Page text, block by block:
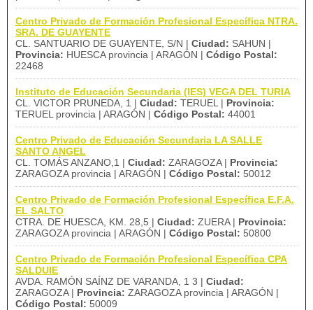
Centro Privado de Formación Profesional Específica NTRA.
SRA. DE GUAYENTE
CL. SANTUARIO DE GUAYENTE, S/N | Ciudad: SAHUN |
Provincia: HUESCA provincia | ARAGÓN | Código Postal:
22468
Instituto de Educación Secundaria (IES) VEGA DEL TURIA
CL. VICTOR PRUNEDA, 1 | Ciudad: TERUEL | Provincia:
TERUEL provincia | ARAGÓN | Código Postal: 44001
Centro Privado de Educación Secundaria LA SALLE
SANTO ANGEL
CL. TOMÁS ANZANO,1 | Ciudad: ZARAGOZA | Provincia:
ZARAGOZA provincia | ARAGÓN | Código Postal: 50012
Centro Privado de Formación Profesional Específica E.F.A.
EL SALTO
CTRA. DE HUESCA, KM. 28,5 | Ciudad: ZUERA | Provincia:
ZARAGOZA provincia | ARAGÓN | Código Postal: 50800
Centro Privado de Formación Profesional Específica CPA
SALDUIE
AVDA. RAMÓN SAÍNZ DE VARANDA, 1 3 | Ciudad:
ZARAGOZA | Provincia: ZARAGOZA provincia | ARAGÓN |
Código Postal: 50009